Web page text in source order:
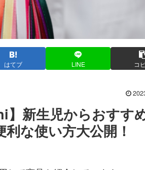
はてブ LINE コ
新生児からおすす
な使い方大公開！